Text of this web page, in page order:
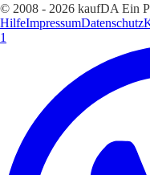
© 2008 - 2026 kaufDA Ein
HilfeImpressumDatenschutz
1